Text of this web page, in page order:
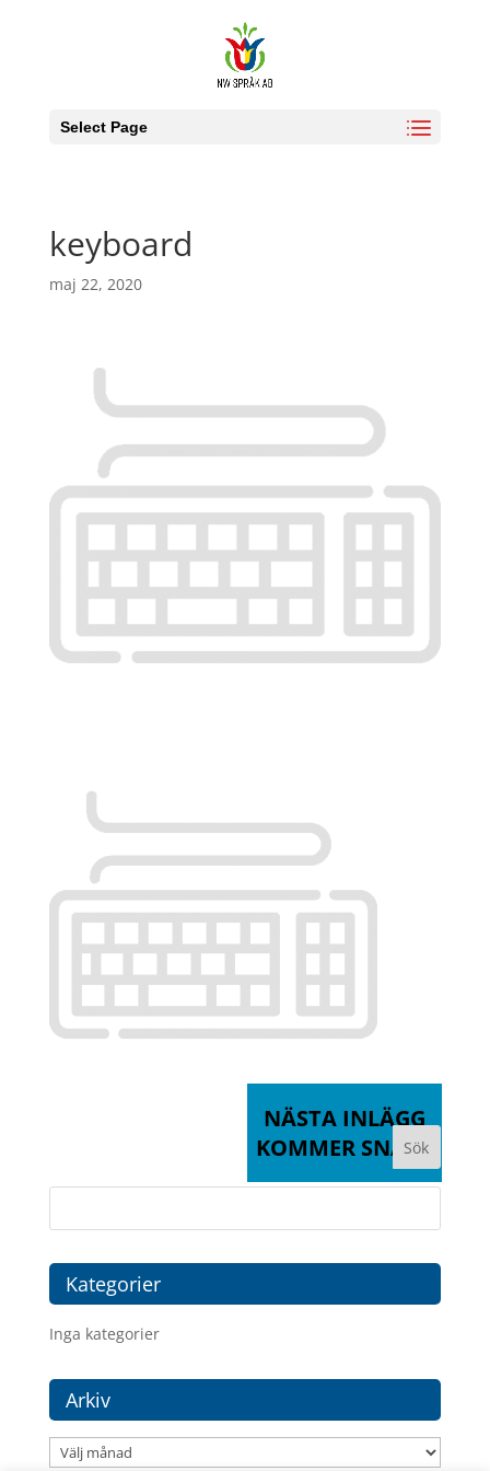
Select Page
keyboard
maj 22, 2020
NÄSTA INLÄGG
KOMMER SNART
Kategorier
Inga kategorier
Arkiv
Arkiv